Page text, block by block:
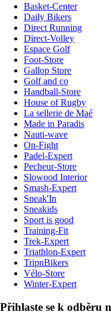
Basket-Center
Daily Bikers
Direct Running
Direct-Volley
Espace Golf
Foot-Store
Gallop Store
Golf and co
Handball-Store
House of Rugby
La sellerie de Maé
Made in Paradis
Nauti-wave
On-Fight
Padel-Expert
Pecheur-Store
Slowood Interior
Smash-Expert
Sneak'In
Sneakids
Sport is good
Training-Fit
Trek-Expert
Triathlon-Expert
TripnBikers
Vélo-Store
Winter-Expert
Přihlaste se k odběru